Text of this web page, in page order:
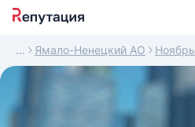
Ямало-Ненецкий АО